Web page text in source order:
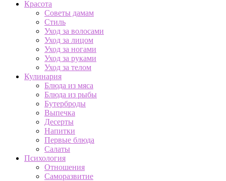
Красота
Советы дамам
Стиль
Уход за волосами
Уход за лицом
Уход за ногами
Уход за руками
Уход за телом
Кулинария
Блюда из мяса
Блюда из рыбы
Бутерброды
Выпечка
Десерты
Напитки
Первые блюда
Салаты
Психология
Отношения
Саморазвитие